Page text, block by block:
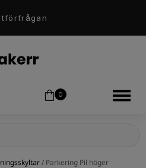
0
/ Parkering Pil höger